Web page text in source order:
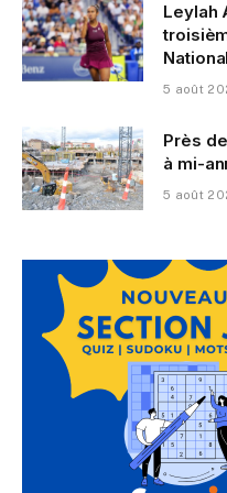
Leylah
5 août
Près
à mi-
5 août